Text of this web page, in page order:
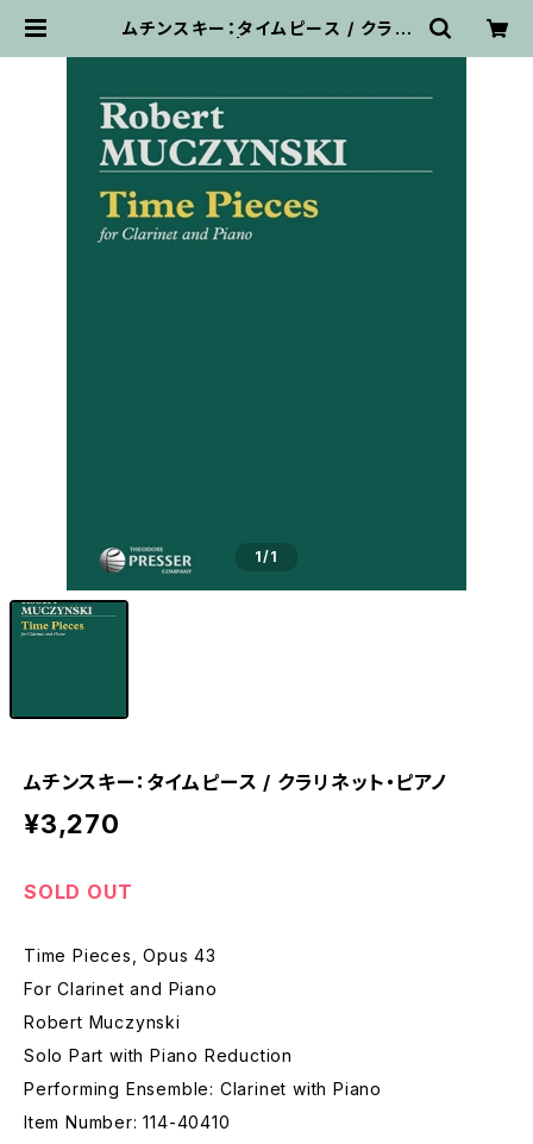
ムチンスキー：タイムピース / クラリ
1/1
ムチンスキー：タイムピース / クラリネット・ピアノ
¥3,270
SOLD OUT
Time Pieces, Opus 43
For Clarinet and Piano
Robert Muczynski
Solo Part with Piano Reduction
Performing Ensemble: Clarinet with Piano
Item Number: 114-40410